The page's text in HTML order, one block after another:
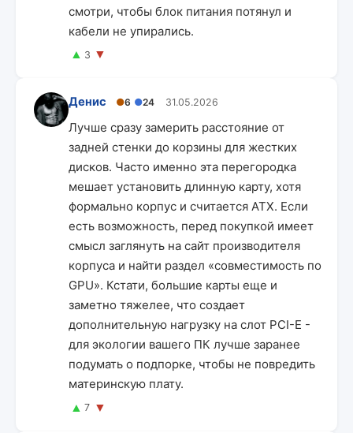
смотри, чтобы блок питания потянул и
кабели не упирались.
▲ 3 ▼
Денис ●6 ●24 31.05.2026
Лучше сразу замерить расстояние от
задней стенки до корзины для жестких
дисков. Часто именно эта перегородка
мешает установить длинную карту, хотя
формально корпус и считается ATX. Если
есть возможность, перед покупкой имеет
смысл заглянуть на сайт производителя
корпуса и найти раздел «совместимость по
GPU». Кстати, большие карты еще и
заметно тяжелее, что создает
дополнительную нагрузку на слот PCI-E -
для экологии вашего ПК лучше заранее
подумать о подпорке, чтобы не повредить
материнскую плату.
▲ 7 ▼